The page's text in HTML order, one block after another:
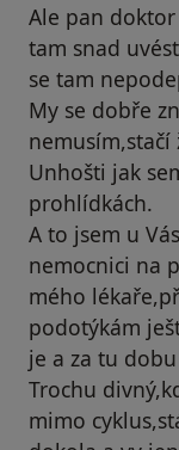
Ale pan
tam snad
se tam
My se dobře
Unhošti jak
prohlídkách.
A to jsem u
nemocnici na
mého
podotýkám
je a za tu
Trochu
mimo